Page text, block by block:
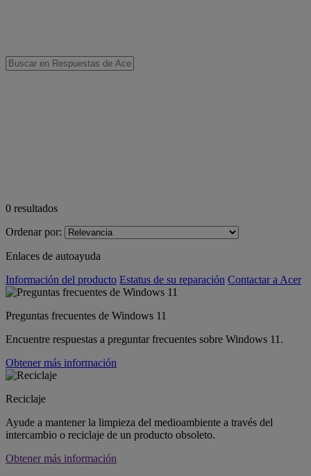
0 resultados
Ordenar por:
Enlaces de autoayuda
Información del producto Estatus de su reparación Contactar a Acer
Preguntas frecuentes de Windows 11
Encuentre respuestas a preguntar frecuentes sobre Windows 11.
Obtener más información
Reciclaje
Ayude a mantener la limpieza del medioambiente a través del
intercambio o reciclaje de un producto obsoleto.
Obtener más información